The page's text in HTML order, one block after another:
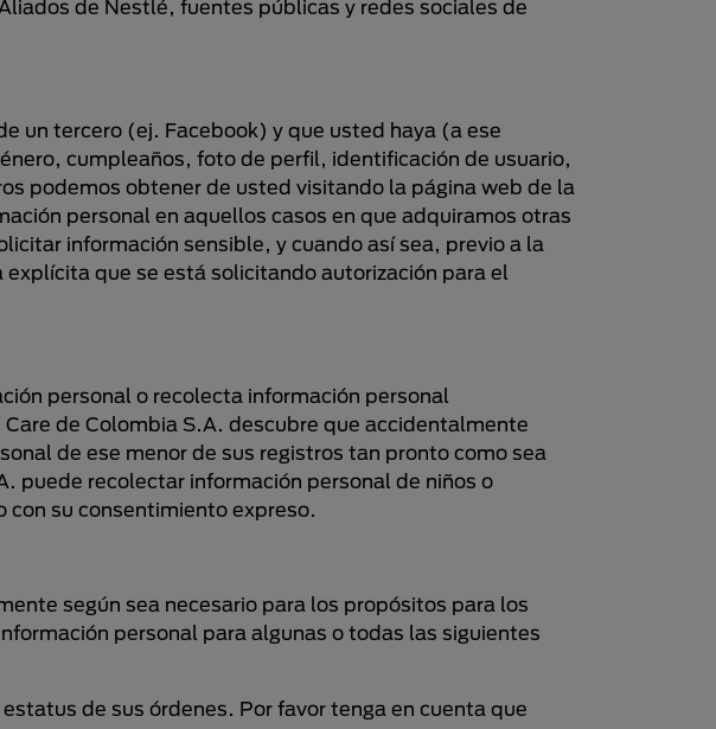
de Nestlé, fuentes públicas y redes sociales de
un tercero (ej. Facebook) y que usted haya (a ese
cumpleaños, foto de perfil, identificación de usuario,
podemos obtener de usted visitando la página web de la
personal en aquellos casos en que adquiramos otras
información sensible, y cuando así sea, previo a la
que se está solicitando autorización para el
personal o recolecta información personal
de Colombia S.A. descubre que accidentalmente
de ese menor de sus registros tan pronto como sea
puede recolectar información personal de niños o
su consentimiento expreso.
según sea necesario para los propósitos para los
personal para algunas o todas las siguientes
de sus órdenes. Por favor tenga en cuenta que